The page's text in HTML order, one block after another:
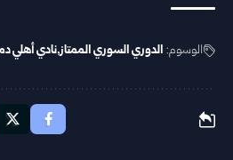
الوسوم: الدوري السوري الممتاز نادي أهلي